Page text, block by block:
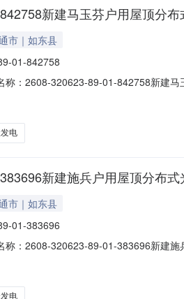
新建马玉芬户用屋顶分
市｜如东县
01-842758
称：2608-320623-89-01-842758新建
电
新建施兵户用屋顶分布
市｜如东县
01-383696
称：2608-320623-89-01-383696新建
电